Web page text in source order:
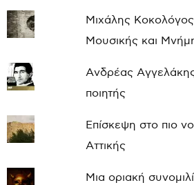
Μιχάλης
Μουσικής και
Ανδρέας
ποιητής
Επίσκεψη στο πιο
Αττικής
Μια οριακή